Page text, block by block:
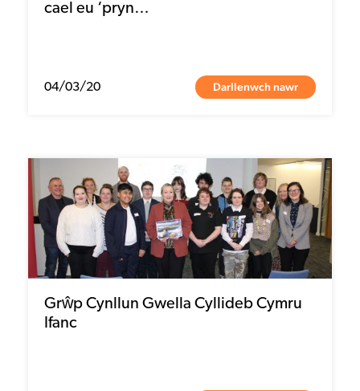
cael eu ‘pryn…
04/03/20 Darllenwch nawr
Grŵp Cynllun Gwella Cyllideb Cymru
Ifanc